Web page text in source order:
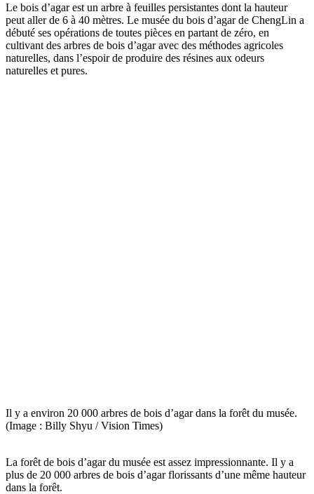
Le bois d’agar est un arbre à feuilles persistantes dont la hauteur
peut aller de 6 à 40 mètres. Le musée du bois d’agar de ChengLin a
débuté ses opérations de toutes pièces en partant de zéro, en
cultivant des arbres de bois d’agar avec des méthodes agricoles
naturelles, dans l’espoir de produire des résines aux odeurs
naturelles et pures.
Il y a environ 20 000 arbres de bois d’agar dans la forêt du musée.
(Image : Billy Shyu / Vision Times)
La forêt de bois d’agar du musée est assez impressionnante. Il y a
plus de 20 000 arbres de bois d’agar florissants d’une même hauteur
dans la forêt.